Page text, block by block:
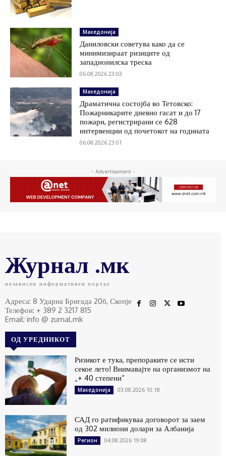
Македонија
Даниловски советува како да се
минимизираат ризиците од
западнонилска треска
06.08.2026 23:03
Македонија
Драматична состојба во Тетовско:
Пожарникарите дневно гасат и до 17
пожари, регистрирани се 628
интервенции од почетокот на годината
06.08.2026 23:01
- Advertisement -
Журнал .мк
независен информативен портал
Адреса: 8 Ударна Бригада 20б, Скопје
Телефон: + 389 2 3217 815
Email: info @ zurnal.mk
ОД УРЕДНИКОТ
Ризикот е тука, препораките се исти
секое лето! Внимавајте на организмот на
„+ 40 степени“
Македонија 03.08.2026 10:18
САД го ратификуваа договорот за заем
од 302 милиони долари за Албанија
Регион 04.08.2026 19:08